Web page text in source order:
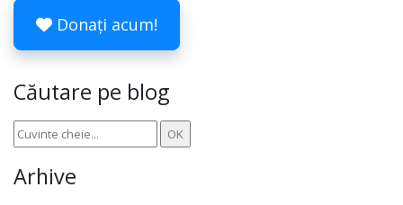
Donați acum!
Căutare pe blog
Arhive